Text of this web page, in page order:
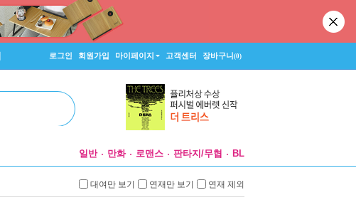
로그인 회원가입 마이페이지 고객센터 장바구니(0)
일반 만화 로맨스 판타지/무협 BL
대여만 보기 연재만 보기 연재 제외